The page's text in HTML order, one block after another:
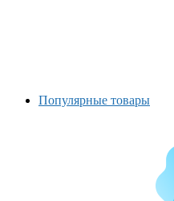
Популярные товары